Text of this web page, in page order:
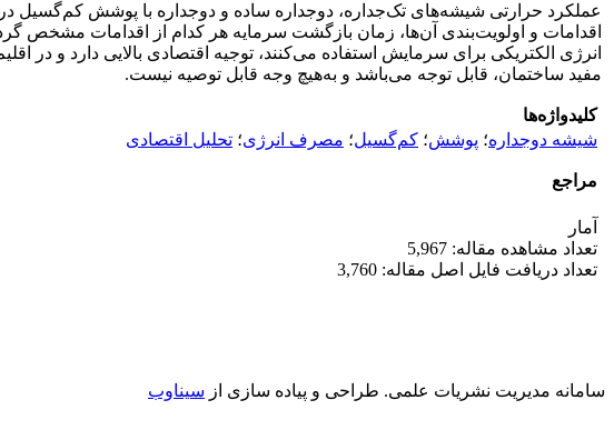
عملکرد حرارتی شیشه‌‌های تک‌جداره، دوجداره ساده و دوجداره با پوشش کم‌گسیل
اقدامات و اولویت‌بندی آن‌ها، زمان بازگشت سرمایه هر کدام از اقدامات مشخص
انرژی الکتریکی برای سرمایش استفاده می‌کنند، توجیه اقتصادی بالایی دارد و
مفید ساختمان، قابل توجه می‌باشد و به‌هیچ وجه قابل توصیه نیست.
کلیدواژه‌ها
شیشه دوجداره؛ پوشش؛ کم‌گسیل؛ مصرف انرژی؛ تحلیل اقتصادی
مراجع
آمار
تعداد مشاهده مقاله: 5,967
تعداد دریافت فایل اصل مقاله: 3,760
سامانه مدیریت نشریات علمی. طراحی و پیاده سازی از سیناوب